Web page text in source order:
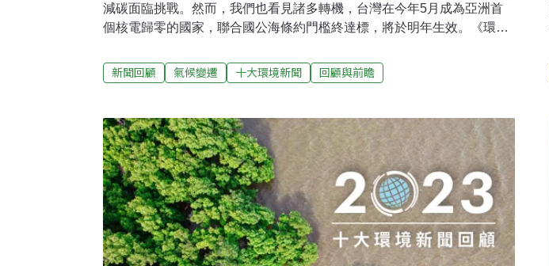
減碳面臨挑戰。然而，我們也看見諸多轉機，台灣在今年5月成為亞洲首
個核電歸零的國家，聯合國公海條約門檻終達標，將於明年生效。《環境
都有短文介紹，在2025年終，一起回顧這一年。 馬太鞍溪堰塞湖災害釀
19死 強颱樺加沙夾帶超大豪雨，花蓮馬太鞍溪堰塞湖在9月23日下午左右
亡、上百人受傷悲劇。災後復原工作仍持續進行中。11月25日，鳳凰颱風
再度使馬太鞍溪新生的堰塞湖溢流，所幸沒有造成災情。水保學者指出，
馬太鞍溪堰塞湖事件是台灣史上最大規模崩塌，台灣因為地質特性，山區
本來就崩塌活動頻繁，容易發生土石流、堰塞湖與洪水等複合型災害。事
件過後，社會也開始反思，如何再加強台灣的防災治理能力與抗災韌性？
新聞回顧 氣候變遷 十大環境新聞 回顧與前瞻